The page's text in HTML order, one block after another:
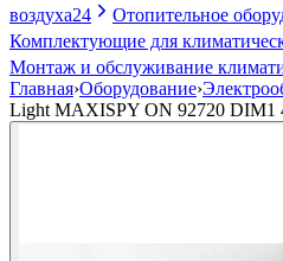
воздуха24 Отопительное
Комплектующие для
Монтаж и обслуживание
Главная›Оборудование›
Light MAXISPY ON 92720 DIM1